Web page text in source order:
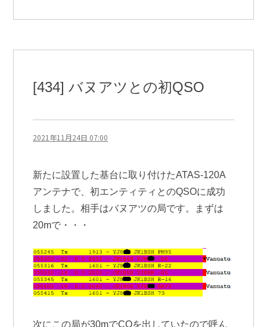
に
[434] バヌアツとの初QSO
2021年11月24日 07:00
新たに設置した基台に取り付けたATAS-120A
アンテナで、初エンティティとのQSOに成功
しました。相手はバヌアツの局です。まずは
20mで・・・
次にこの局が30mでCQを出していたので呼ん